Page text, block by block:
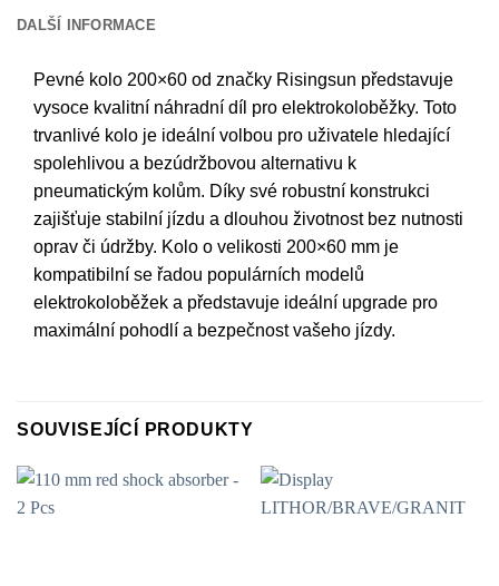
DALŠÍ INFORMACE
Pevné kolo 200×60 od značky Risingsun představuje
vysoce kvalitní náhradní díl pro elektrokoloběžky. Toto
trvanlivé kolo je ideální volbou pro uživatele hledající
spolehlivou a bezúdržbovou alternativu k
pneumatickým kolům. Díky své robustní konstrukci
zajišťuje stabilní jízdu a dlouhou životnost bez nutnosti
oprav či údržby. Kolo o velikosti 200×60 mm je
kompatibilní se řadou populárních modelů
elektrokoloběžek a představuje ideální upgrade pro
maximální pohodlí a bezpečnost vašeho jízdy.
SOUVISEJÍCÍ PRODUKTY